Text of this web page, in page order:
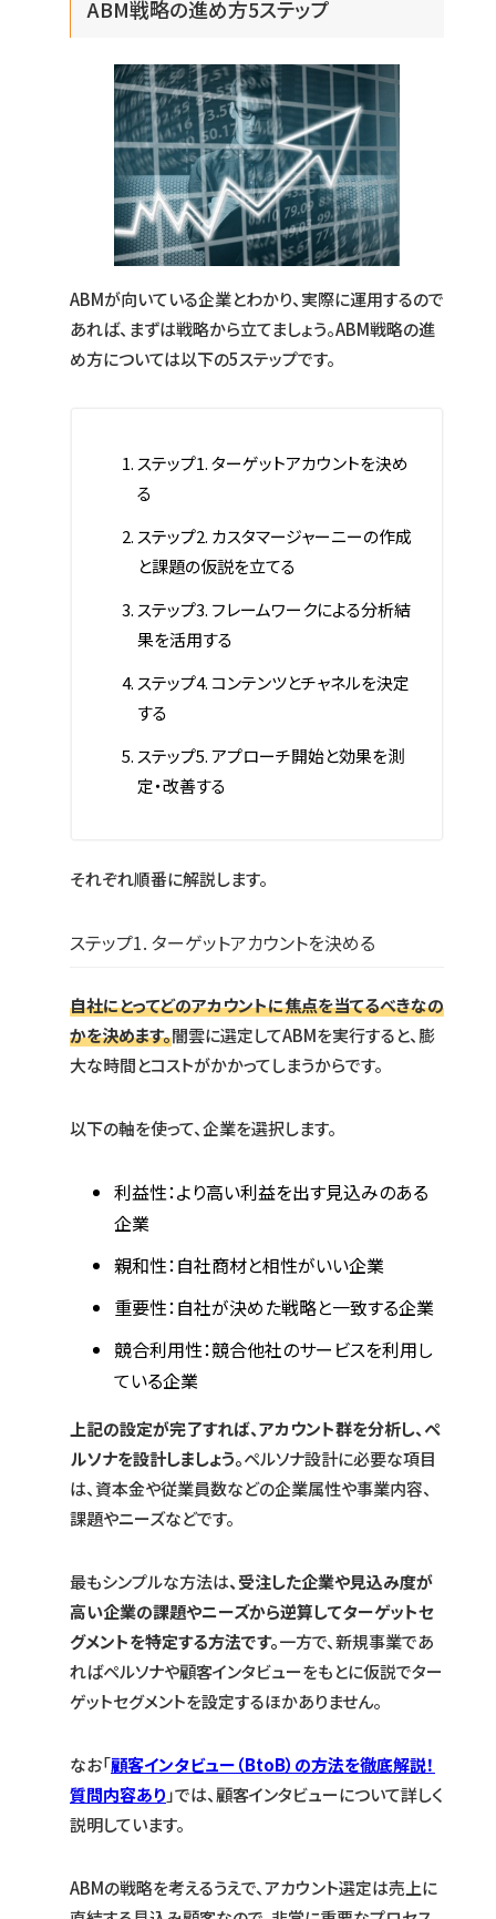
ABM戦略の進め方5ステップ
ABMが向いている企業とわかり、実際に運用するので
あれば、まずは戦略から立てましょう。ABM戦略の進
め方については以下の5ステップです。
ステップ1. ターゲットアカウントを決め
る
ステップ2. カスタマージャーニーの作成
と課題の仮説を立てる
ステップ3. フレームワークによる分析結
果を活用する
ステップ4. コンテンツとチャネルを決定
する
ステップ5. アプローチ開始と効果を測
定・改善する
それぞれ順番に解説します。
ステップ1. ターゲットアカウントを決める
自社にとってどのアカウントに焦点を当てるべきなの
かを決めます。闇雲に選定してABMを実行すると、膨
大な時間とコストがかかってしまうからです。
以下の軸を使って、企業を選択します。
利益性：より高い利益を出す見込みのある
企業
親和性：自社商材と相性がいい企業
重要性：自社が決めた戦略と一致する企業
競合利用性：競合他社のサービスを利用し
ている企業
上記の設定が完了すれば、アカウント群を分析し、ペ
ルソナを設計しましょう。ペルソナ設計に必要な項目
は、資本金や従業員数などの企業属性や事業内容、
課題やニーズなどです。
最もシンプルな方法は、受注した企業や見込み度が
高い企業の課題やニーズから逆算してターゲットセ
グメントを特定する方法です。一方で、新規事業であ
ればペルソナや顧客インタビューをもとに仮説でター
ゲットセグメントを設定するほかありません。
なお「顧客インタビュー（BtoB）の方法を徹底解説！
質問内容あり」では、顧客インタビューについて詳しく
説明しています。
ABMの戦略を考えるうえで、アカウント選定は売上に